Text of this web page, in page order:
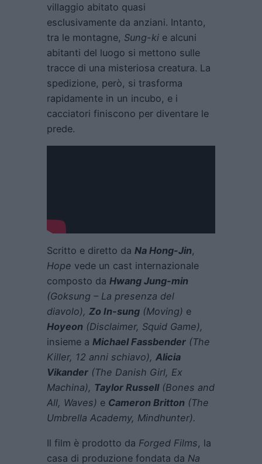
villaggio abitato quasi
esclusivamente da anziani. Intanto,
tra le montagne, Sung-ki e alcuni
abitanti del luogo si mettono sulle
tracce di una misteriosa creatura. La
spedizione, però, si trasforma
rapidamente in un incubo, e i
cacciatori finiscono per diventare le
prede.
Scritto e diretto da Na Hong-Jin,
Hope vede un cast internazionale
composto da Hwang Jung-min
(Goksung – La presenza del
diavolo), Zo In-sung (Moving) e
Hoyeon (Disclaimer, Squid Game),
insieme a Michael Fassbender (The
Killer, 12 anni schiavo), Alicia
Vikander (The Danish Girl, Ex
Machina), Taylor Russell(Bones and
All, Waves) e Cameron Britton (The
Umbrella Academy, Mindhunter).
Il film è prodotto da Forged Films, la
casa di produzione fondata da Na